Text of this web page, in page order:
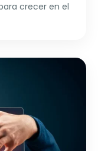
crecer en el